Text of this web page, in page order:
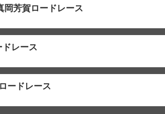
岡芳賀ロードレース
レース
ードレース